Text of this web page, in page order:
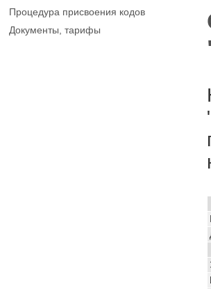
Процедура присвоения кодов
Документы, тарифы